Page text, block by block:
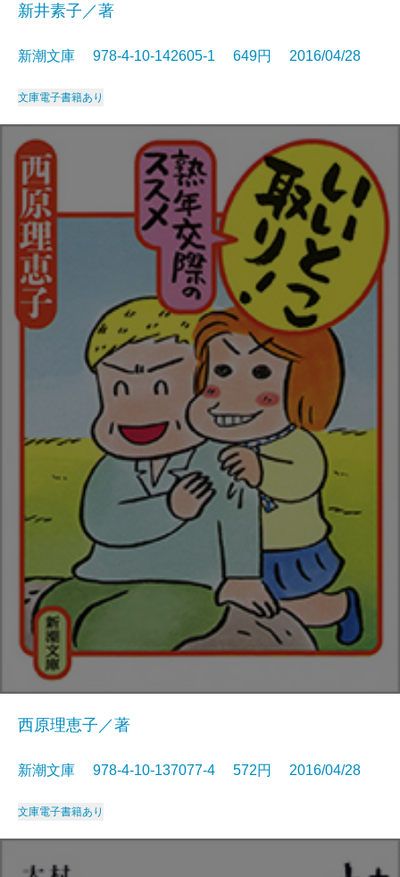
新井素子／著
新潮文庫 978-4-10-142605-1 649円 2016/04/28
文庫電子書籍あり
西原理恵子／著
新潮文庫 978-4-10-137077-4 572円 2016/04/28
文庫電子書籍あり